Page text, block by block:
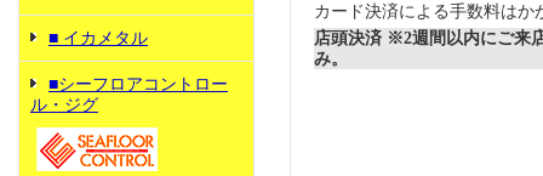
■ イカメタル
■シーフロアコントロー
ル・ジグ
カード決済による手数料はか
店頭決済 ※2週間以内にご来
み。